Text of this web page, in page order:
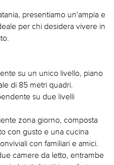
presentiamo un'ampia e
per chi desidera vivere in
su un unico livello, piano
di 85 metri quadri.
su due livelli
zona giorno, composta
con gusto e una cucina
con familiari e amici.
camere da letto, entrambe